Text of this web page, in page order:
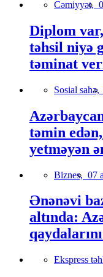
Cəmiyyət,
Diplom
təhsil niyə
təminat
Sosial sahə,
təmin
yetməyən
Biznes, 07
Ənənəvi
altında:
Ekspress